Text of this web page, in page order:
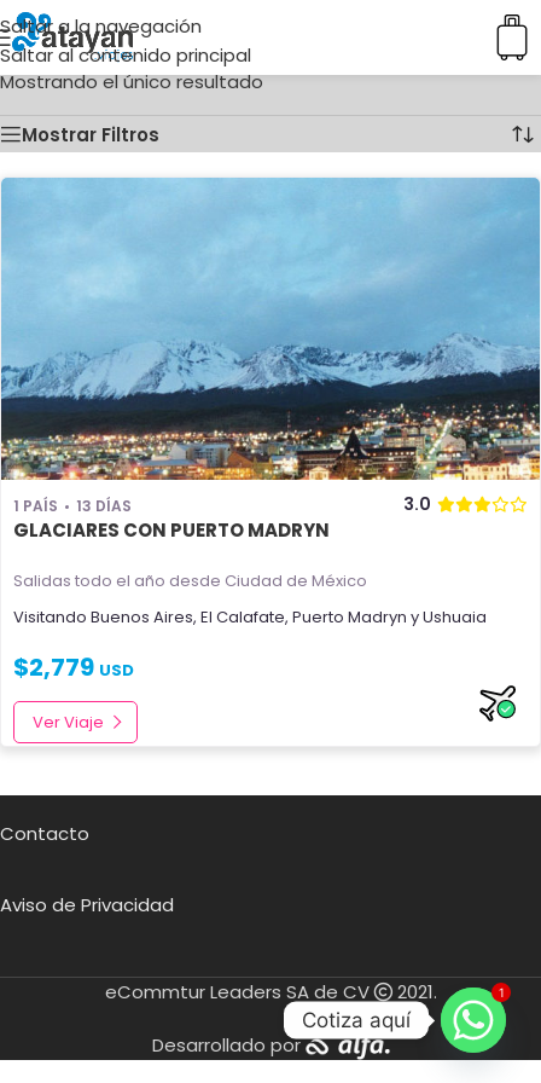
Saltar a la navegación
Saltar al contenido principal
Inicio/Ciudades del producto
Mostrando el único resultado
Mostrar Filtros
1 PAÍS 13 DÍAS 3.0
GLACIARES CON PUERTO MADRYN
Salidas todo el año desde Ciudad de México
Visitando Buenos Aires, El Calafate, Puerto Madryn yUshuaia
$2,779 USD
Ver Viaje
Contacto
Aviso de Privacidad
eCommtur Leaders SA de CV 2021.
Desarrollado por
1
Cotiza aquí